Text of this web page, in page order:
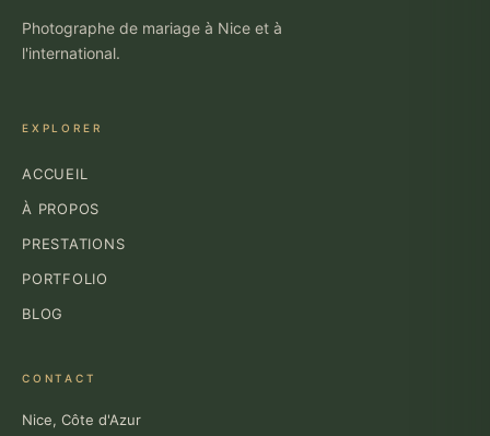
Photographe de mariage à Nice et à
l'international.
EXPLORER
ACCUEIL
À PROPOS
PRESTATIONS
PORTFOLIO
BLOG
CONTACT
Nice, Côte d'Azur